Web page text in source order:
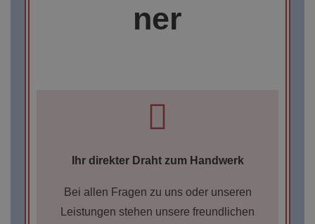
ner
Ihr direkter Draht zum Handwerk
Bei allen Fragen zu uns oder unseren
Leistungen stehen unsere freundlichen